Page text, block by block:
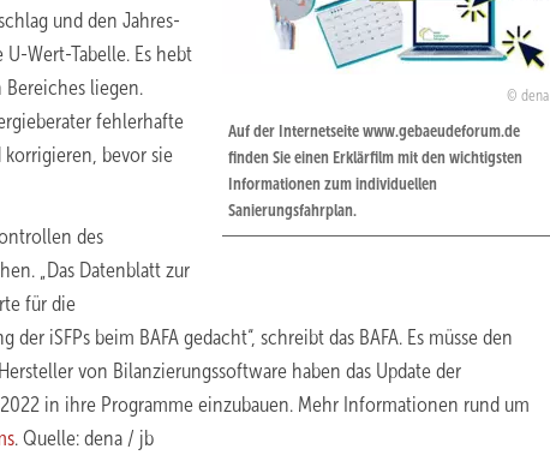
dena
Auf der Internetseite www.gebaeudeforum.de
finden Sie einen Erklärfilm mit den wichtigsten
Informationen zum individuellen
Sanierungsfahrplan.
und den Jahres-
Wert-Tabelle. Es hebt
liegen.
fehlerhafte
bevor sie
des
„Das Datenblatt zur
für die
iSFPs beim BAFA gedacht“, schreibt das BAFA. Es müsse den
von Bilanzierungssoftware haben das Update der
in ihre Programme einzubauen. Mehr Informationen rund um
. Quelle: dena / jb